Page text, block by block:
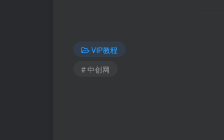
VIP教程
# 中创网